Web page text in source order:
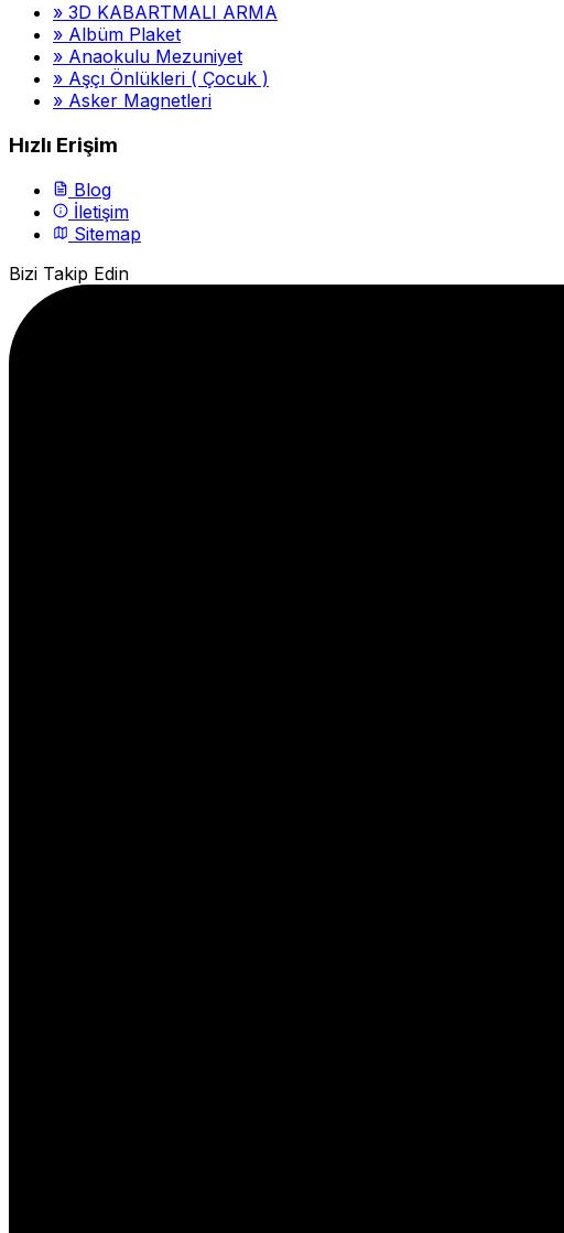
» 3D KABARTMALI ARMA
» Albüm Plaket
» Anaokulu Mezuniyet
» Aşçı Önlükleri ( Çocuk )
» Asker Magnetleri
Hızlı Erişim
Blog
İletişim
Sitemap
Bizi Takip Edin